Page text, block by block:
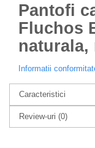
Pantofi
Fluchos
naturala,
Informatii
Caracteristici
Review-uri (0)